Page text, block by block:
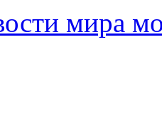
мира